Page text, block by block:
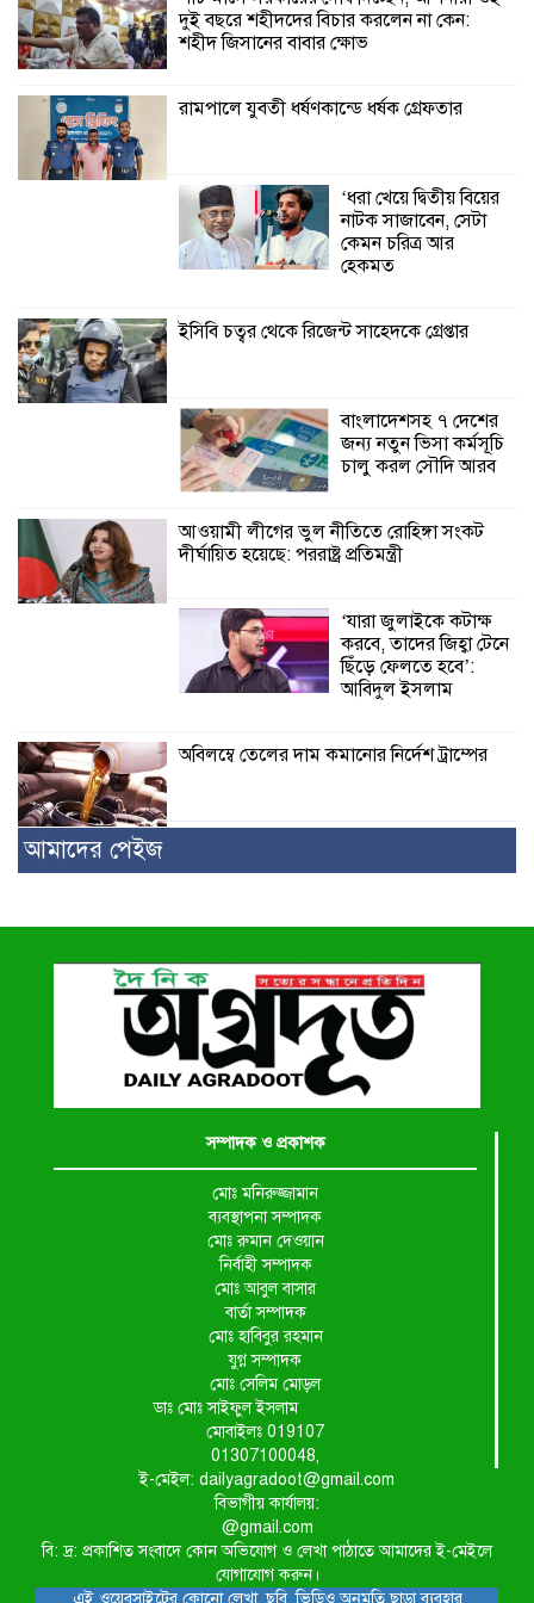
শ্রীউলা ইউনিয়ন
বিএনপির ২নং ওয়ার্ডের
বিনিময় সভা
শ্যামনগরে বনবিভাগ ও সিএমসির সাথে
দুই বছরে শহীদদের বিচার করলেন না কেন:
শহীদ জিসানের বাবার ক্ষোভ
রামপালে যুবতী ধর্ষণকান্ডে ধর্ষক গ্রেফতার
‘ধরা খেয়ে দ্বিতীয় বিয়ের
নাটক সাজাবেন, সেটা
কেমন চরিত্র আর
হেকমত
ইসিবি চত্বর থেকে রিজেন্ট সাহেদকে গ্রেপ্তার
বাংলাদেশসহ ৭ দেশের
জন্য নতুন ভিসা কর্মসূচি
চালু করল সৌদি আরব
আওয়ামী লীগের ভুল নীতিতে রোহিঙ্গা সংকট
দীর্ঘায়িত হয়েছে: পররাষ্ট্র প্রতিমন্ত্রী
‘যারা জুলাইকে কটাক্ষ
করবে, তাদের জিহ্বা টেনে
ছিঁড়ে ফেলতে হবে’:
আবিদুল ইসলাম
অবিলম্বে তেলের দাম কমানোর নির্দেশ ট্রাম্পের
আমাদের পেইজ
সম্পাদক ও প্রকাশক
মোঃ মনিরুজ্জামান
ব্যবস্থাপনা সম্পাদক
মোঃ রুমান দেওয়ান
নির্বাহী সম্পাদক
মোঃ আবুল বাসার
বার্তা সম্পাদক
মোঃ হাবিবুর রহমান
যুগ্ন সম্পাদক
মোঃ সেলিম মোড়ল
ডাঃ মোঃ সাইফুল ইসলাম
মোবাইলঃ 019107
01307100048,
ই-মেইল: dailyagradoot@gmail.com
বিভাগীয় কার্যালয়:
@gmail.com
বি: দ্র: প্রকাশিত সংবাদে কোন অভিযোগ ও লেখা পাঠাতে আমাদের ই-মেইলে
যোগাযোগ করুন।